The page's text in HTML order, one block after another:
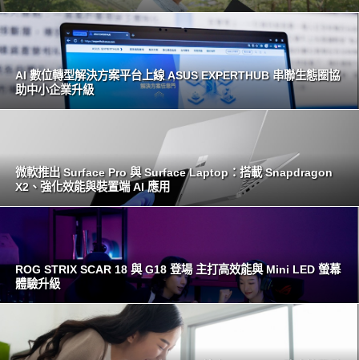
AI 數位轉型解決方案平台上線 ASUS EXPERTHUB 串聯生態圈協
助中小企業升級
微軟推出 Surface Pro 與 Surface Laptop：搭載 Snapdragon
X2、強化效能與裝置端 AI 應用
ROG STRIX SCAR 18 與 G18 登場 主打高效能與 Mini LED 螢幕
體驗升級